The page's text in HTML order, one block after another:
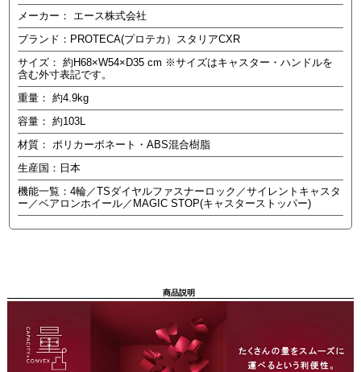
メーカー： エース株式会社
ブランド：PROTECA(プロテカ）スタリアCXR
サイズ： 約H68×W54×D35 cm ※サイズはキャスター・ハンドルを
含む外寸表記です。
重量： 約4.9kg
容量： 約103L
材質： ポリカーボネート・ABS混合樹脂
生産国：日本
機能一覧：4輪／TSダイヤルファスナーロック／サイレントキャスタ
ー／ベアロンホイール／MAGIC STOP(キャスターストッパー)
商品説明